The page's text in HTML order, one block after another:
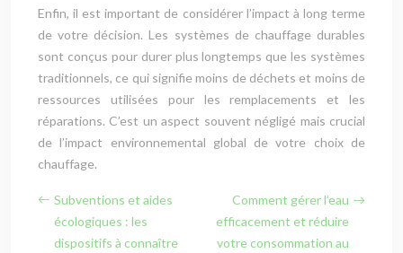
Enfin, il est important de considérer l’impact à long terme
de votre décision. Les systèmes de chauffage durables
sont conçus pour durer plus longtemps que les systèmes
traditionnels, ce qui signifie moins de déchets et moins de
ressources utilisées pour les remplacements et les
réparations. C’est un aspect souvent négligé mais crucial
de l’impact environnemental global de votre choix de
chauffage.
Subventions et aides
écologiques : les
dispositifs à connaître
Comment gérer l’eau
efficacement et réduire
votre consommation au